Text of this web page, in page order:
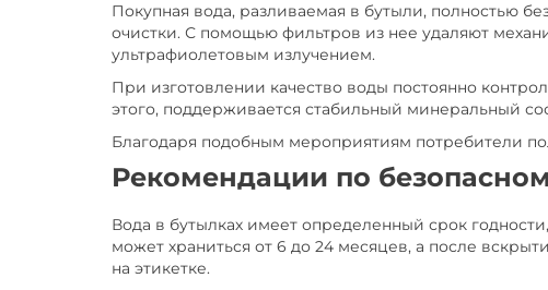
Покупная вода, разливаемая в бутыли, полностью
очистки. С помощью фильтров из нее удаляют
ультрафиолетовым излучением.
При изготовлении качество воды постоянно
этого, поддерживается стабильный минеральный
Благодаря подобным мероприятиям потребители
Рекомендации по
Вода в бутылках имеет определенный срок
может храниться от 6 до 24 месяцев, а после
на этикетке.